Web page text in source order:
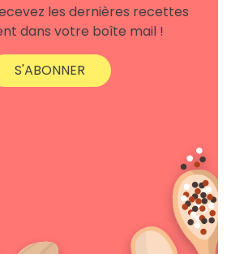
les dernières recettes
dans votre boîte mail !
S'ABONNER